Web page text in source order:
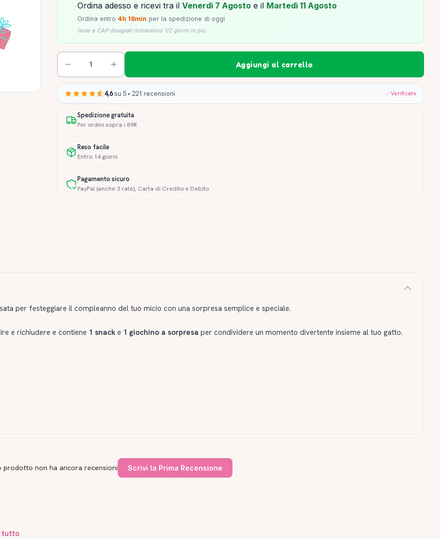
Ordina adesso e ricevi tra il Venerdì 7 Agosto e il Martedì 11 Agosto
Ordina entro 4h 18min per la spedizione di oggi
Isole e CAP disagiati richiedono 1/2 giorni in più
Aggiungi al carrello
4,6su 5 • 221 recensioni Verificate
Spedizione gratuita
Per ordini sopra i 89€
Reso facile
Entro 14 giorni
Pagamento sicuro
PayPal (anche 3 rate), Carta di Credito e Debito
per festeggiare il compleanno del tuo micio con una sorpresa semplice e speciale.
e richiudere e contiene 1 snack e 1 giochino a sorpresa per condividere un momento divertente insieme al tuo gatto.
prodotto non ha ancora recensioni Scrivi la Prima Recensione
tutto